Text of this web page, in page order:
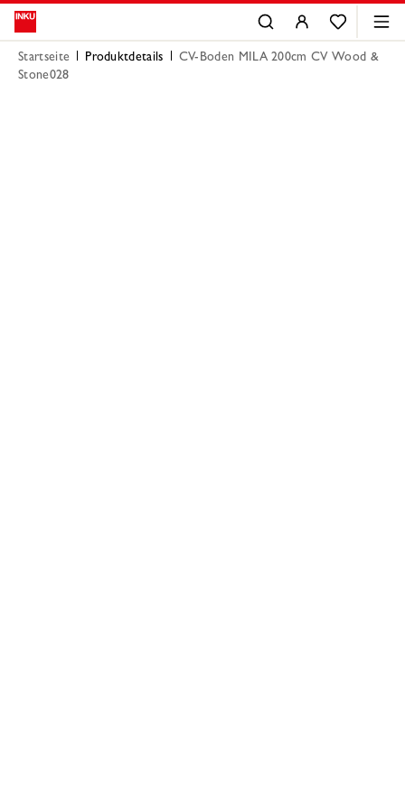
Startseite Produktdetails
CV-Boden MILA 200cm CV Wood &
Stone028